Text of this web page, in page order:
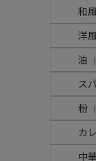
和
洋
油
ス
粉
カ
中